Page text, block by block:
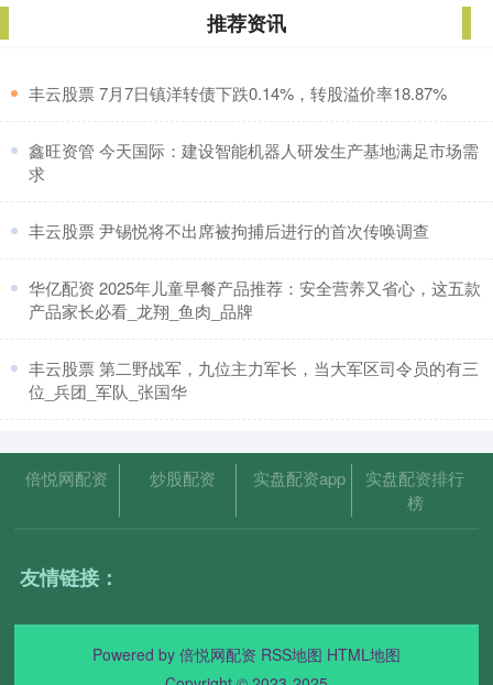
推荐资讯
​丰云股票 7月7日镇洋转债下跌0.14%，转股溢价率18.87%
​鑫旺资管 今天国际：建设智能机器人研发生产基地满足市场需
求
​丰云股票 尹锡悦将不出席被拘捕后进行的首次传唤调查
​华亿配资 2025年儿童早餐产品推荐：安全营养又省心，这五款
产品家长必看_龙翔_鱼肉_品牌
​丰云股票 第二野战军，九位主力军长，当大军区司令员的有三
位_兵团_军队_张国华
倍悦网配资 炒股配资 实盘配资app
实盘配资排行
榜
友情链接：
Powered by 倍悦网配资 RSS地图 HTML地图